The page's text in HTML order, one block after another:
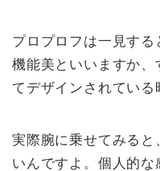
プロプロフは一見する
機能美といいますか
てデザインされている
実際腕に乗せてみる
いんですよ。個人的